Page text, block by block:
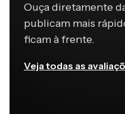
Ouça diretamente
publicam mais
ficam à frente.
Veja todas as